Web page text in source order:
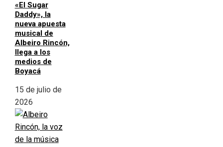
«El Sugar
Daddy», la
nueva apuesta
musical de
Albeiro Rincón,
llega a los
medios de
Boyacá
15 de julio de
2026